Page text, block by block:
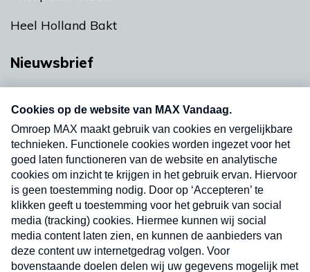
Heel Holland Bakt
Nieuwsbrief
nieuwsbrief. Elke vrijdag- en dinsdagochtend in
uw mailbox.
Verzend